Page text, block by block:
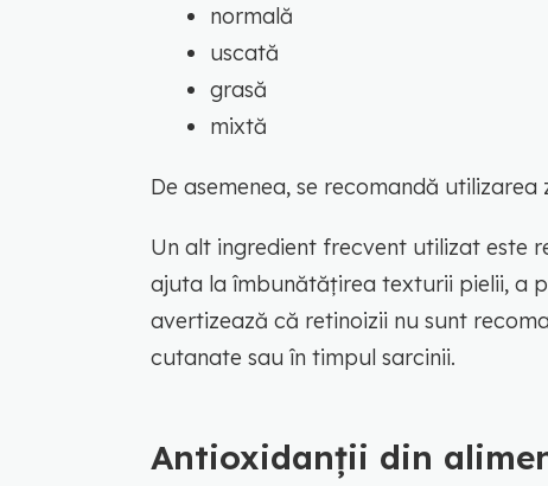
normală
uscată
grasă
mixtă
De asemenea, se recomandă
Un alt ingredient frecvent utilizat este
ajuta la îmbunătățirea texturii pielii, a
avertizează că retinoizii nu sunt
cutanate sau în timpul sarcinii.
Antioxidanții din